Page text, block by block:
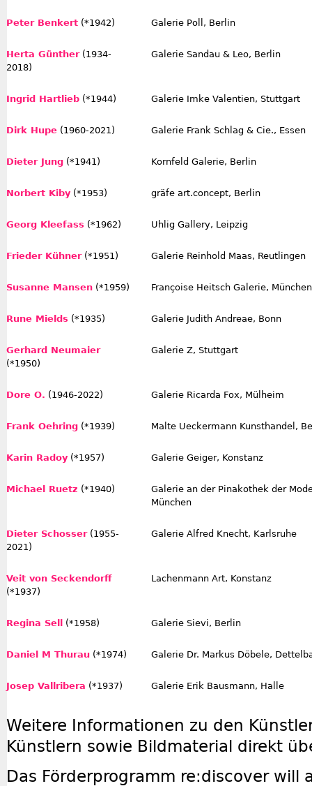
Peter Benkert (*1942) Galerie Poll, Berlin
Herta Günther(1934-
2018)
Galerie Sandau & Leo, Berlin
Ingrid Hartlieb (*1944) Galerie Imke Valentien, Stuttgart
Dirk Hupe (1960-2021) Galerie Frank Schlag & Cie., Essen
Dieter Jung (*1941) Kornfeld Galerie, Berlin
Norbert Kiby (*1953) gräfe art.concept, Berlin
Georg Kleefass (*1962) Uhlig Gallery, Leipzig
Frieder Kühner(*1951) Galerie Reinhold Maas, Reutlingen
Susanne Mansen (*1959) Françoise Heitsch Galerie, München
Rune Mields (*1935) Galerie Judith Andreae, Bonn
Gerhard Neumaier
(*1950)
Galerie Z, Stuttgart
Dore O. (1946-2022) Galerie Ricarda Fox, Mülheim
Frank Oehring (*1939) Malte Ueckermann Kunsthandel,
Karin Radoy (*1957) Galerie Geiger, Konstanz
Michael Ruetz (*1940)
Galerie an der Pinakothek der
München
Dieter Schosser(1955-
2021)
Galerie Alfred Knecht, Karlsruhe
Veit von Seckendorff
(*1937)
Lachenmann Art, Konstanz
Regina Sell (*1958) Galerie Sievi, Berlin
Daniel M Thurau (*1974) Galerie Dr. Markus Döbele,
Josep Vallribera (*1937) Galerie Erik Bausmann, Halle
Weitere Informationen zu den
Künstlern sowie Bildmaterial direkt
Das Förderprogramm re:discover will